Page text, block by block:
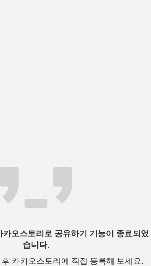
오스토리로 공유하기 기능이 종료되었
습니다.
카카오스토리에 직접 등록해 보세요.